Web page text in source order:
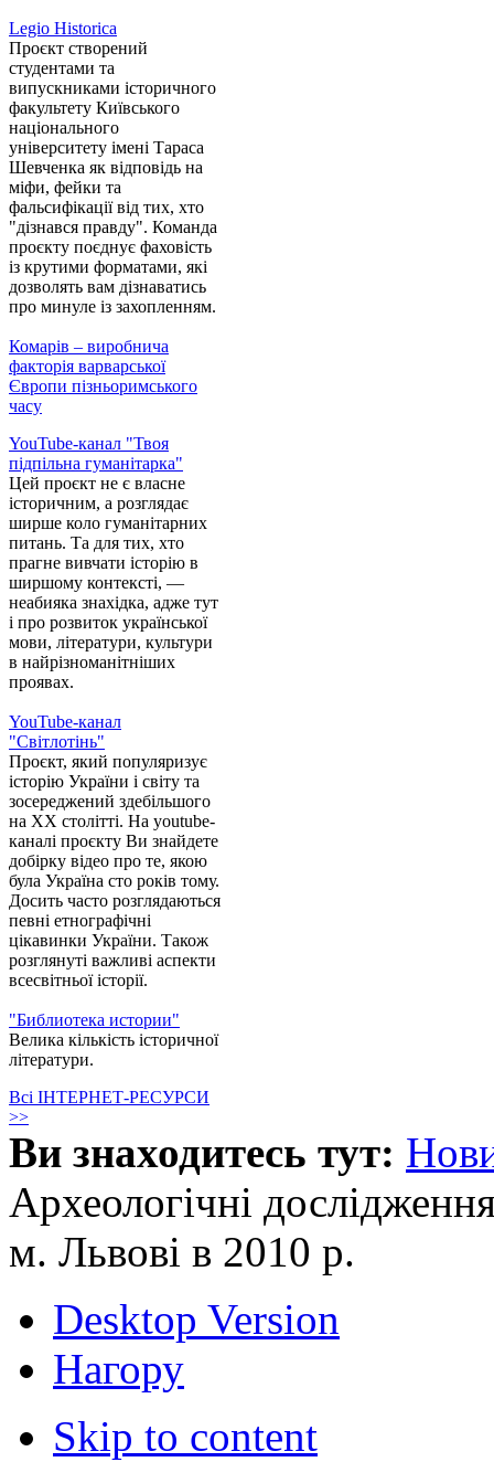
Legio Historica
Проєкт створений
студентами та
випускниками історичного
факультету Київського
національного
університету імені Тараса
Шевченка як відповідь на
міфи, фейки та
фальсифікації від тих, хто
"дізнався правду". Команда
проєкту поєднує фаховість
із крутими форматами, які
дозволять вам дізнаватись
про минуле із захопленням.
Комарів – виробнича
факторія варварської
Європи пізньоримського
часу
YouTube-канал "Твоя
підпільна гуманітарка"
Цей проєкт не є власне
історичним, а розглядає
ширше коло гуманітарних
питань. Та для тих, хто
прагне вивчати історію в
ширшому контексті, —
неабияка знахідка, адже тут
і про розвиток української
мови, літератури, культури
в найрізноманітніших
проявах.
YouTube-канал
"Світлотінь"
Проєкт, який популяризує
історію України і світу та
зосереджений здебільшого
на XX столітті. На youtube-
каналі проєкту Ви знайдете
добірку відео про те, якою
була Україна сто років тому.
Досить часто розглядаються
певні етнографічні
цікавинки України. Також
розглянуті важливі аспекти
всесвітньої історії.
"Библиотека истории"
Велика кількість історичної
літератури.
Всі ІНТЕРНЕТ-РЕСУРСИ
>>
Ви знаходитесь тут:
Археологічні
м. Львові в 2010 р.
Desktop Version
Нагору
Skip to content